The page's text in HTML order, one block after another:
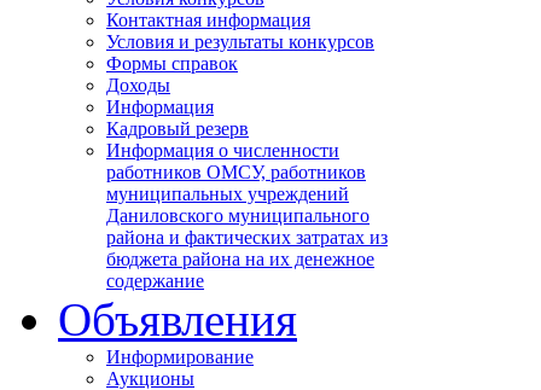
Контактная информация
Условия и результаты конкурсов
Формы справок
Доходы
Информация
Кадровый резерв
Информация о численности
работников ОМСУ, работников
муниципальных учреждений
Даниловского муниципального
района и фактических затратах из
бюджета района на их денежное
содержание
Объявления
Информирование
Аукционы